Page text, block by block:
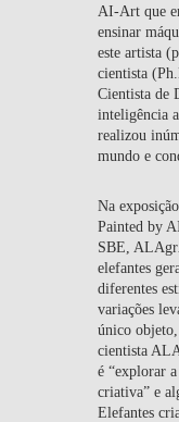
AI-Art que
ensinar
este artista
cientista
Cientista de
inteligência
realizou
mundo e
Na
Painted by
SBE,
elefantes
diferentes
variações
único
cientista
é “explorar
criativa” e
Elefantes